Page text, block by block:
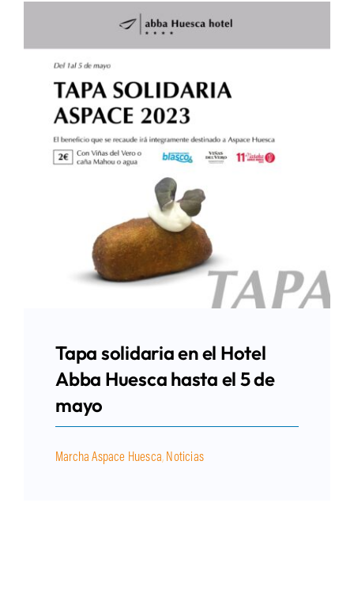
Tapa solidaria en el Hotel
Abba Huesca hasta el 5 de
mayo
Marcha Aspace Huesca, Noticias